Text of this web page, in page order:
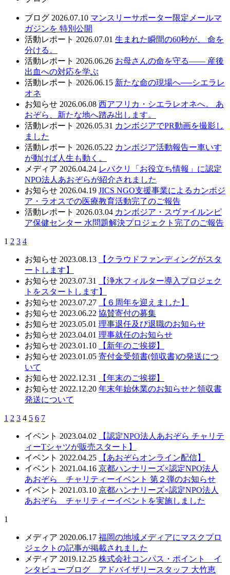
ブログ 2026.07.10 マンスリーサポーター限定メールマ
ガジンを 特別公開
活動レポート 2026.07.01 生まれた瞬間の60秒が、 命を
分ける。
活動レポート 2026.06.26 お母さんの命を守る—— 産後
出血への対応を学ぶ
活動レポート 2026.06.15 新たな命の現場へ──シエラレ
オネ
お知らせ 2026.06.08 西アフリカ・シエラレオネへ。 あ
おぞら、新たな地へ踏み出します。
活動レポート 2026.05.31 カンボジアでPR動画を撮影し
ました
活動レポート 2026.05.22 カンボジア活動報告ー車いす
が動けば人生も動く。
メディア 2026.04.24 レバクリ「お役立ち情報」に認定
NPO法人あおぞらが紹介されました
お知らせ 2026.04.19 JICS NGO支援事業によるカンボジ
ア・ラオスでの医療教育活動完了のご報告
活動レポート 2026.03.04 カンボジア・スヴァイルンピ
ア保健センター 水問題解決プロジェクト完了のご報告
1 2 3 4
お知らせ 2023.08.13
【クラウドファンディングがスタ
ートします】
お知らせ 2023.07.31
【浄水フィルター導入プロジェク
トをスタートします】
お知らせ 2023.07.27
【６周年を迎えました】
お知らせ 2023.06.22 協賛寄付の募集
お知らせ 2023.05.01 理事退任及び退職のお知らせ
お知らせ 2023.04.01 理事就任のお知らせ
お知らせ 2023.01.10
【新年のご挨拶】
お知らせ 2023.01.05 寄付金受領書(領収書)の発送につ
いて
お知らせ 2022.12.31
【年末のご挨拶】
お知らせ 2022.12.20 年末年始休業のお知らせと領収書
発送について
1 2 3 4 5 6 7
イベント 2023.04.02
【認定NPO法人あおぞら チャリテ
ィーTシャツが販売スタート】
イベント 2022.04.25
【あおぞらオンライン配信】
イベント 2021.04.16 京都ハンナリーズ×認定NPO法人
あおぞら チャリティーイベント 第２弾のお知らせ
イベント 2021.03.10 京都ハンナリーズ×認定NPO法人
あおぞら チャリティーイベントを実施しました
1
メディア 2020.06.17 福岡の地域メディアにマスクプロ
ジェクトの記事が掲載されました
メディア 2019.12.25 株式会社コンパス・ポイント イ
ンタビューブログ アドバイザリースタッフ 大竹恵